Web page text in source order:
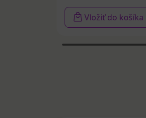
Vložiť do košíka